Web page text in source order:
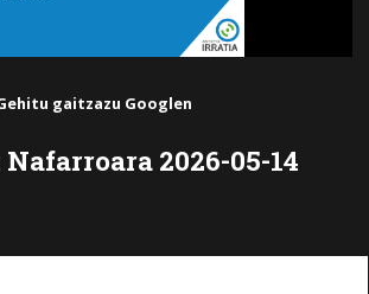
gaitzazu Googlen
2026-05-14